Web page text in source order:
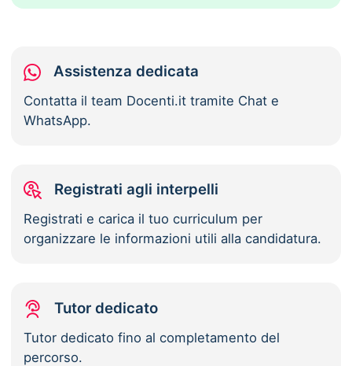
Assistenza dedicata
Contatta il team Docenti.it tramite Chat e
WhatsApp.
Registrati agli interpelli
Registrati e carica il tuo curriculum per
organizzare le informazioni utili alla candidatura.
Tutor dedicato
Tutor dedicato fino al completamento del
percorso.